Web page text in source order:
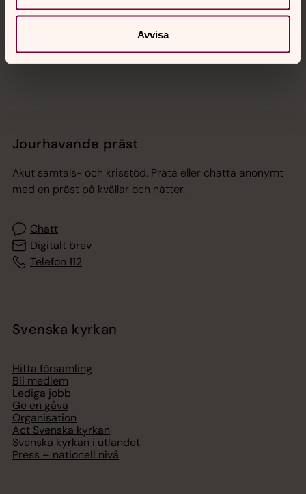
Avvisa
Jourhavande präst
Akut samtals- och krisstöd. Prata eller chatta anonymt
med en präst på kvällar och nätter.
Chatt
Digitalt brev
Telefon 112
Svenska kyrkan
Hitta församling
Bli medlem
Lediga jobb
Ge en gåva
Organisation
Act Svenska kyrkan
Svenska kyrkan i utlandet
Press – nationell nivå